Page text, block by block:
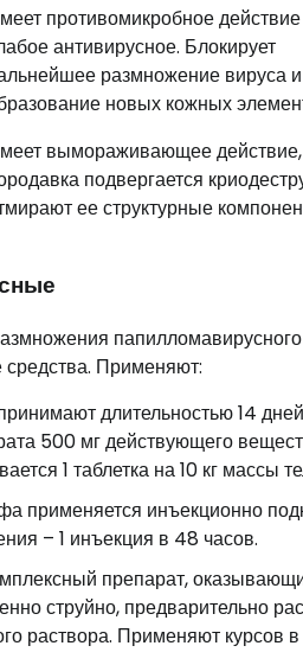
противомикробное
антивирусное. Блокирует
размножение вируса и
новых кожных
вымораживающее действие,
подвергается
ее структурные
Применяют:
длительностью 14
500 мг действующего
1 таблетка на 10 кг массы
применяется инъекционно
– 1 инъекция в 48 часов.
препарат,
струйно, предварительно
раствора. Применяют курсов